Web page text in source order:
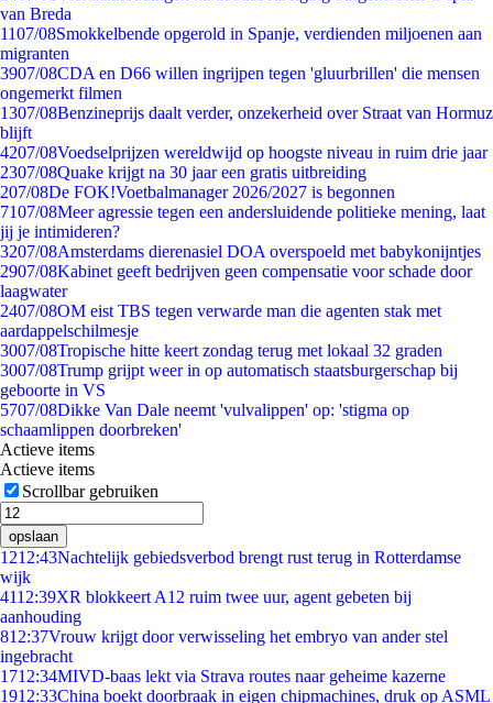
van Breda
1107/08Smokkelbende opgerold in Spanje, verdienden miljoenen aan
migranten
3907/08CDA en D66 willen ingrijpen tegen 'gluurbrillen' die mensen
ongemerkt filmen
1307/08Benzineprijs daalt verder, onzekerheid over Straat van Hormuz
blijft
4207/08Voedselprijzen wereldwijd op hoogste niveau in ruim drie jaar
2307/08Quake krijgt na 30 jaar een gratis uitbreiding
207/08De FOK!Voetbalmanager 2026/2027 is begonnen
7107/08Meer agressie tegen een andersluidende politieke mening, laat
jij je intimideren?
3207/08Amsterdams dierenasiel DOA overspoeld met babykonijntjes
2907/08Kabinet geeft bedrijven geen compensatie voor schade door
laagwater
2407/08OM eist TBS tegen verwarde man die agenten stak met
aardappelschilmesje
3007/08Tropische hitte keert zondag terug met lokaal 32 graden
3007/08Trump grijpt weer in op automatisch staatsburgerschap bij
geboorte in VS
5707/08Dikke Van Dale neemt 'vulvalippen' op: 'stigma op
schaamlippen doorbreken'
Actieve items
Actieve items
Scrollbar gebruiken
opslaan
1212:43Nachtelijk gebiedsverbod brengt rust terug in Rotterdamse
wijk
4112:39XR blokkeert A12 ruim twee uur, agent gebeten bij
aanhouding
812:37Vrouw krijgt door verwisseling het embryo van ander stel
ingebracht
1712:34MIVD-baas lekt via Strava routes naar geheime kazerne
1912:33China boekt doorbraak in eigen chipmachines, druk op ASML